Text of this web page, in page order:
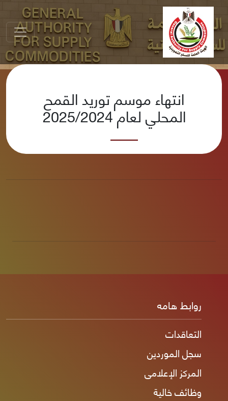
انتهاء موسم توريد القمح
المحلي لعام 2025/2024
روابط هامه
التعاقدات
سجل الموردين
المركز الإعلامى
وظائف خالية